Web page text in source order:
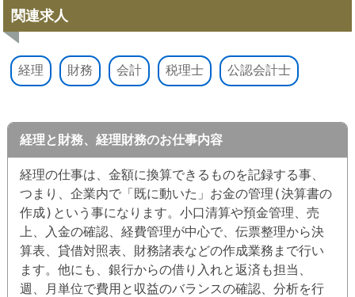
関連求人
経理 財務 会計 税理士 公認会計士
経理と財務、経理財務のお仕事内容
経理の仕事は、金額に換算できるものを記録する事、
つまり、企業内で「既に動いた」お金の管理(決算書の
作成)という事になります。小口清算や預金管理、売
上、入金の確認、経費管理が中心で、伝票整理から決
算表、貸借対照表、財務諸表などの作成業務まで行い
ます。他にも、銀行からの借り入れと返済も担当、
週、月単位で費用と収益のバランスの確認、分析を行